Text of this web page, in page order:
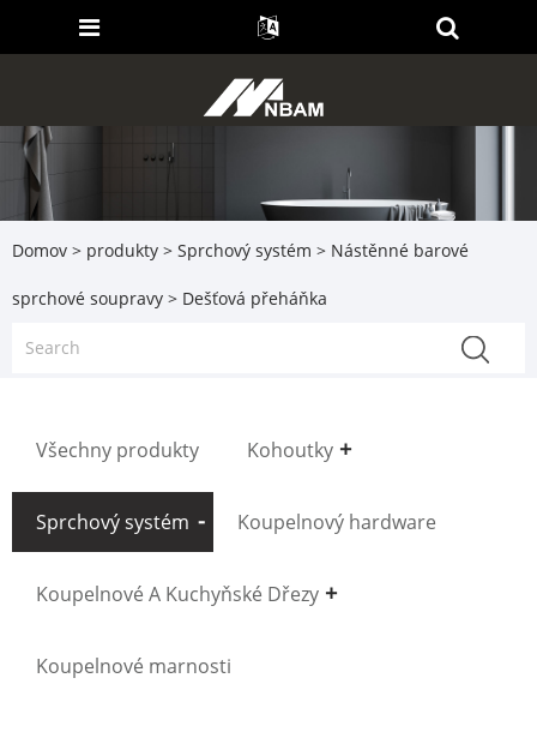
Domov > produkty > Sprchový systém > Nástěnné barové
sprchové soupravy > Dešťová přeháňka
Všechny produkty Kohoutky
Sprchový systém Koupelnový hardware
Koupelnové A Kuchyňské Dřezy
Koupelnové marnosti